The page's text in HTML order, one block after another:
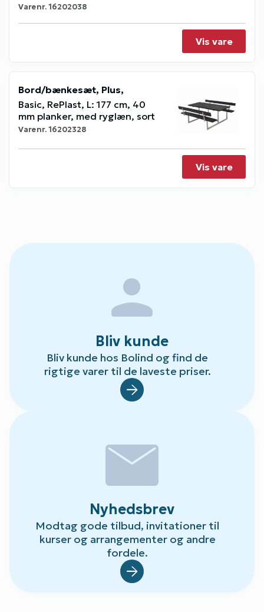
Varenr.16202038
Vis vare
Bord/bænkesæt, Plus,
Basic, RePlast, L: 177 cm, 40
mm planker, med ryglæn, sort
Varenr.16202328
Vis vare
person
Bliv kunde
Bliv kunde hos Bolind og find de
rigtige varer til de laveste priser.
Default.aspx?Id=78
mail
Nyhedsbrev
Modtag gode tilbud, invitationer til
kurser og arrangementer og andre
fordele.
Default.aspx?Id=23